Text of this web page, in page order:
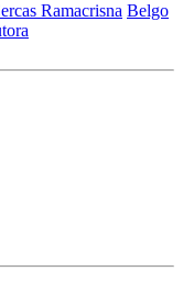
Ramacrisna Belgo